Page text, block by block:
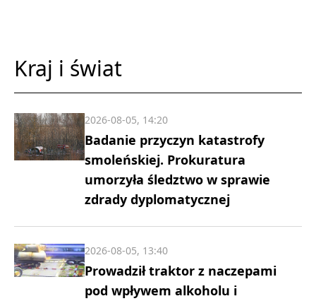
Kraj i świat
Badanie przyczyn katastrofy
smoleńskiej. Prokuratura
umorzyła śledztwo w sprawie
zdrady dyplomatycznej
2026-08-05, 14:20
Prowadził traktor z naczepami
pod wpływem alkoholu i
2026-08-05, 13:40